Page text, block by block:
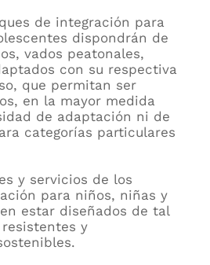
de integración para
dispondrán de
vados peatonales,
con su respectiva
que permitan ser
en la mayor medida
de adaptación ni de
categorías particulares
y servicios de los
para niños, niñas y
estar diseñados de tal
y